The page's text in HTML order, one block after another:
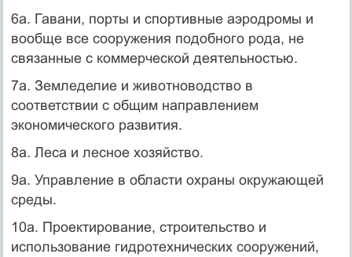
6а. Гавани, порты и спортивные аэродромы и
вообще все сооружения подобного рода, не
связанные с коммерческой деятельностью.
7а. Земледелие и животноводство в
соответствии с общим направлением
экономического развития.
8а. Леса и лесное хозяйство.
9а. Управление в области охраны окружающей
среды.
10а. Проектирование, строительство и
использование гидротехнических сооружений,